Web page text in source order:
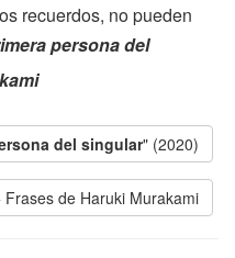
recuerdos, no pueden
persona del
del singular" (2020)
Frases de Haruki Murakami